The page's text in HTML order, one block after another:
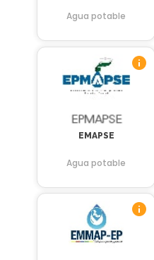
Agua potable
EMAPSE
Agua potable